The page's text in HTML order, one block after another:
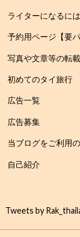
ライターになるには
予約用ページ【要パ
写真や文章等の転
初めてのタイ旅行
広告一覧
広告募集
当ブログをご利用
自己紹介
Tweets by